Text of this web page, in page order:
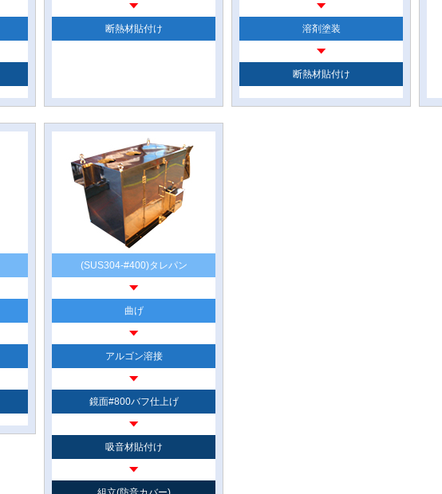
断熱材貼付け 溶剤塗装
断熱材貼付け
(SUS304-#400)タレパン
曲げ
アルゴン溶接
鏡面#800バフ仕上げ
吸音材貼付け